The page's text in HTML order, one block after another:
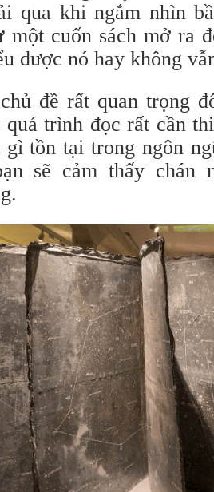
qua khi ngắm nhìn
một cuốn sách mở ra
được nó hay không
đề rất quan trọng
quá trình đọc rất cần
gì tồn tại trong ngôn
sẽ cảm thấy chán